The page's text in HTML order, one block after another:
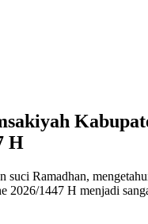
H
suci Ramadhan,
2026/1447 H menjadi